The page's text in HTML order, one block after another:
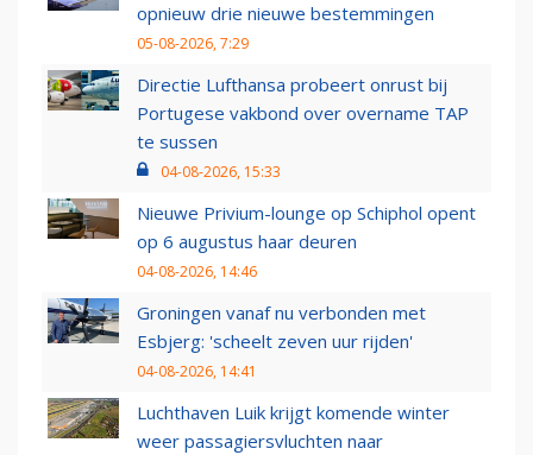
opnieuw drie nieuwe bestemmingen
05-08-2026, 7:29
Directie Lufthansa probeert onrust bij
Portugese vakbond over overname TAP
te sussen
04-08-2026, 15:33
Nieuwe Privium-lounge op Schiphol opent
op 6 augustus haar deuren
04-08-2026, 14:46
Groningen vanaf nu verbonden met
Esbjerg: 'scheelt zeven uur rijden'
04-08-2026, 14:41
Luchthaven Luik krijgt komende winter
weer passagiersvluchten naar